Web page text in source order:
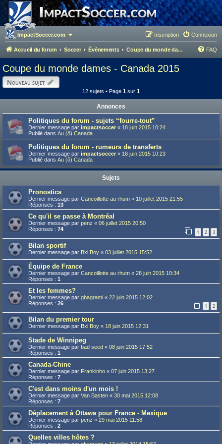
ImpactSoccer.com Connexion
Inscription
Accueil du forum Soccer Évènements Coupe du monde dames - Canada 2015 FAQ
Coupe du monde dames - Canada 2015
Nouveau sujet
12 sujets • Page 1 sur 1
Annonces
Politiques du forum - sujets “fourre-tout”
Dernier message par impactsoccer « 18 juin 2015 10:24
Publié dans Au (ô) Canada
Politiques du forum - rumeurs de transferts
Dernier message par impactsoccer « 18 juin 2015 10:23
Publié dans Au (ô) Canada
Sujets
Pronostics
Dernier message par Cancoillotte au rhum « 10 juillet 2015 21:55
Réponses : 13
Ce qu'il se passe à Montréal
Dernier message par penz « 06 juillet 2015 20:50
Réponses : 74 1 2 3
Bilan sportif
Dernier message par Bxl Boy « 03 juillet 2015 15:52
Équipe de France
Dernier message par Cancoillotte au rhum « 28 juin 2015 10:34
Réponses : 1
Et les femmes?
Dernier message par gbagrami « 22 juin 2015 12:02
Réponses : 26 1 2
Bilan du premier tour
Dernier message par Bxl Boy « 18 juin 2015 12:31
Stade de Winnipeg
Dernier message par bad seed « 08 juin 2015 17:52
Réponses : 1
Canada-Chine
Dernier message par Frankinho « 07 juin 2015 13:27
Réponses : 7
C'est dans moins d'un mois !
Dernier message par Van Basten « 30 mai 2015 12:08
Réponses : 7
Déplacement à Ottawa pour France - Mexique
Dernier message par penz « 29 mai 2015 11:58
Réponses : 2
Quelles villes hôtes ?